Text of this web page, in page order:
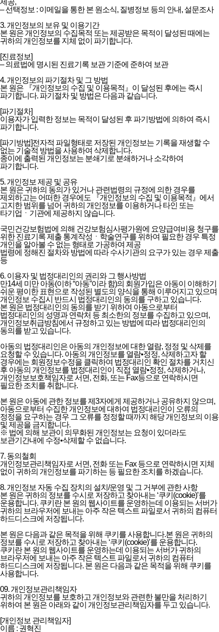
제공,
– 선택정보 : 이메일을 통한 본 원소식, 질병정보 등의 안내, 설문조사
3. 개인정보의 보유 및 이용기간
본 원은 개인정보의 수집목적 또는 제공받은 목적이 달성된 때에는
귀하의 개인정보를 지체 없이 파기합니다.
[진료정보]
– 의료법에 명시된 진료기록 보관 기준에 준하여 보관
4. 개인정보의 파기절차 및 그 방법
본 원은 『개인정보의 수집 및 이용목적』이 달성된 후에는 즉시
파기합니다. 파기절차 및 방법은 다음과 같습니다.
[파기절차]
이용자가 입력한 정보는 목적이 달성된 후 파기방법에 의하여 즉시
파기합니다.
[파기방법]전자적 파일형태로 저장된 개인정보는 기록을 재생할 수
없는 기술적 방법을 사용하여 삭제합니다.
종이에 출력된 개인정보는 분쇄기로 분쇄하거나 소각하여
파기합니다.
5. 개인정보 제공 및 공유
본 원은 귀하의 동의가 있거나 관련법령의 규정에 의한 경우를
제외하고는 어떠한 경우에도 『개인정보의 수집 및 이용목적』에서
고지한 범위를 넘어 귀하의 개인정보를 이용하거나 타인 또는
타기업ㆍ기관에 제공하지 않습니다.
국민건강보험법에 의해 건강보험심사평가원에 요양급여비용 청구를
위한 진료기록 제출 통계작성ㆍ학술연구를 위하여 필요한 경우 특정
개인을 알아볼 수 없는 형태로 가공하여 제공
법령에 정해진 절차와 방법에 따라 수사기관의 요구가 있는 경우 제출
등
6. 이용자 및 법정대리인의 권리와 그 행사방법
만14세 미만 아동(이하 “아동”이라 함)의 회원가입은 아동이 이해하기
쉬운 평이한 표현으로 작성된 별도의 양식을 통해 이루어지고 있으며
개인정보 수집시 반드시 법정대리인의 동의를 구하고 있습니다.
본 원은 법정대리인의 동의를 받기 위하여 아동으로부터
법정대리인의 성명과 연락처 등 최소한의 정보를 수집하고 있으며,
개인정보취급방침에서 규정하고 있는 방법에 따라 법정대리인의
동의를 받고 있습니다.
아동의 법정대리인은 아동의 개인정보에 대한 열람, 정정 및 삭제를
요청할 수 있습니다. 아동의 개인정보를 열람•정정, 삭제하고자 할
경우에는 회원정보수정을 클릭하여 법정대리인 확인 절차를 거치신
후 아동의 개인정보를 법정대리인이 직접 열람•정정, 삭제하거나,
개인정보보호책임자로 서면, 전화, 또는 Fax등으로 연락하시면
필요한 조치를 취합니다.
본 원은 아동에 관한 정보를 제3자에게 제공하거나 공유하지 않으며,
아동으로부터 수집한 개인정보에 대하여 법정대리인이 오류의
정정을 요구하는 경우 그 오류를 정정할 때까지 해당 개인정보의 이용
및 제공을 금지합니다.
※ 법에 의해 보관이 의무화된 개인정보는 요청이 있더라도
보관기간내에 수정•삭제할 수 없습니다.
7. 동의철회
개인정보관리책임자로 서면, 전화 또는 Fax 등으로 연락하시면 지체
없이 귀하의 개인정보를 파기하는 등 필요한 조치를 하겠습니다.
8. 개인정보 자동 수집 장치의 설치/운영 및 그 거부에 관한 사항
본 원은 귀하의 정보를 수시로 저장하고 찾아내는 ‘쿠키(cookie)’를
운용합니다. 쿠키란 본 원의 웹사이트를 운영하는데 이용되는 서버가
귀하의 브라우저에 보내는 아주 작은 텍스트 파일로서 귀하의 컴퓨터
하드디스크에 저장됩니다.
본 원은 다음과 같은 목적을 위해 쿠키를 사용합니다.본 원은 귀하의
정보를 수시로 저장하고 찾아내는 ‘쿠키(cookie)’를 운용합니다.
쿠키란 본 원의 웹사이트를 운영하는데 이용되는 서버가 귀하의
브라우저에 보내는 아주 작은 텍스트 파일로서 귀하의 컴퓨터
하드디스크에 저장됩니다. 본 원은 다음과 같은 목적을 위해 쿠키를
사용합니다.
09. 개인정보관리책임자
귀하의 개인정보를 보호하고 개인정보와 관련한 불만을 처리하기
위하여 본 원은 아래와 같이 개인정보관리책임자를 두고 있습니다.
[개인정보 관리책임자]
이름 : 권혁진